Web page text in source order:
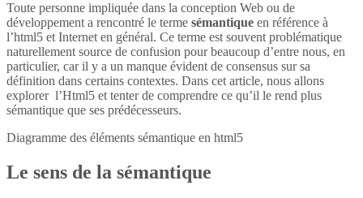
Toute personne impliquée dans la conception Web ou de
développement a rencontré le terme sémantique en référence à
l’html5 et Internet en général. Ce terme est souvent problématique
naturellement source de confusion pour beaucoup d’entre nous, en
particulier, car il y a un manque évident de consensus sur sa
définition dans certains contextes. Dans cet article, nous allons
explorer l’Html5 et tenter de comprendre ce qu’il le rend plus
sémantique que ses prédécesseurs.
Diagramme des éléments sémantique en html5
Le sens de la sémantique